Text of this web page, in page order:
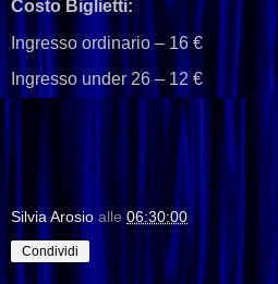
Costo Biglietti:
Ingresso ordinario – 16 €
Ingresso under 26 – 12 €
Silvia Arosio alle 06:30:00
Condividi